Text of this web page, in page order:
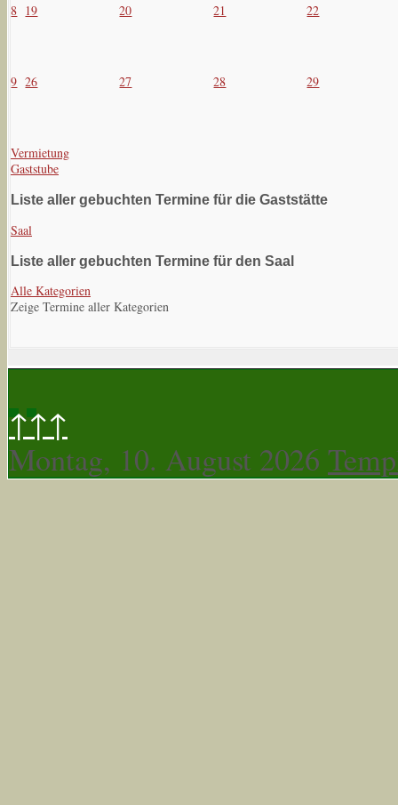
8 19 20 21 22
9 26 27 28 29
Vermietung
Gaststube
Liste aller gebuchten Termine für die Gaststätte
Saal
Liste aller gebuchten Termine für den Saal
Alle Kategorien
Zeige Termine aller Kategorien
↑↑↑
Montag, 10. August 2026